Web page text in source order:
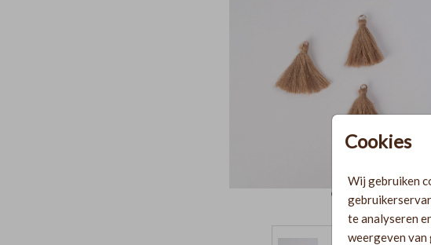
Cookies
Wij gebruiken
te analyseren
weergeven van